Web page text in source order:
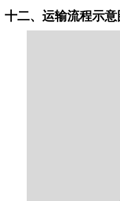
十二、运输流程示意